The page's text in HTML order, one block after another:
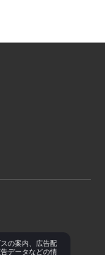
の案内、広告配
データなどの情